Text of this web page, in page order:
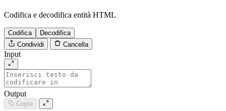
Codifica e decodifica entità HTML
Codifica
Decodifica
Condividi
Cancella
Input
Output
Copia